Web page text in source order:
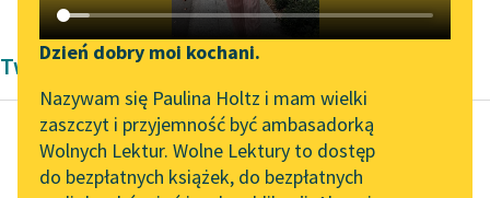
Katalog DAISY
Podkasty o książkach
Zgłoś brak utworu
Aktualności
„Prokurator Alicja Horn”
do słuchania
Narzędzia
Mapa Wolnych Lektur
Leśmianator
Dzień dobry moi kochani.
Nazywam się Paulina Holtz i mam wielki
zaszczyt i przyjemność być ambasadorką
Wolnych Lektur. Wolne Lektury to dostęp
do bezpłatnych książek, do bezpłatnych
Twórczość Woltera
François-Marie Arouet